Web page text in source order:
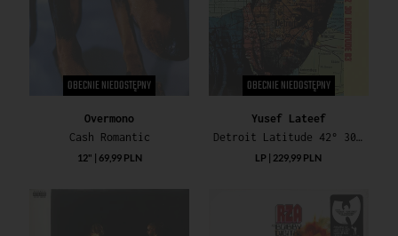
OBECNIE NIEDOSTĘPNY
Overmono
Cash Romantic
12" | 69,99 PLN
OBECNIE NIEDOSTĘPNY
Yusef Lateef
Detroit Latitude 42° 30' Longitude 83° (180g / RSD23)
LP | 229,99 PLN